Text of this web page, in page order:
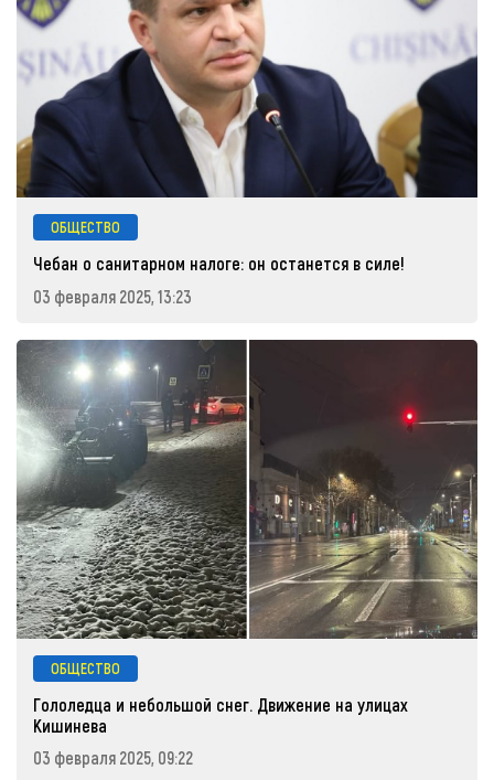
ОБЩЕСТВО
Чебан о санитарном налоге: он останется в силе!
03 февраля 2025, 13:23
ОБЩЕСТВО
Гололедца и небольшой снег. Движение на улицах
Кишинева
03 февраля 2025, 09:22